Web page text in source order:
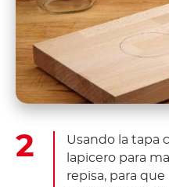
Usando la tapa
lapicero para
repisa, para